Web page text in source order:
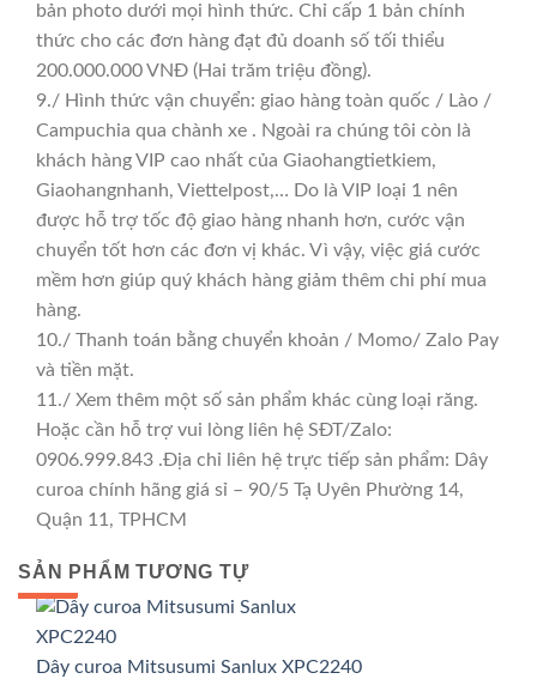
bản photo dưới mọi hình thức. Chỉ cấp 1 bản chính
thức cho các đơn hàng đạt đủ doanh số tối thiểu
200.000.000 VNĐ (Hai trăm triệu đồng).
9./ Hình thức vận chuyển: giao hàng toàn quốc / Lào /
Campuchia qua chành xe . Ngoài ra chúng tôi còn là
khách hàng VIP cao nhất của Giaohangtietkiem,
Giaohangnhanh, Viettelpost,… Do là VIP loại 1 nên
được hỗ trợ tốc độ giao hàng nhanh hơn, cước vận
chuyển tốt hơn các đơn vị khác. Vì vậy, việc giá cước
mềm hơn giúp quý khách hàng giảm thêm chi phí mua
hàng.
10./ Thanh toán bằng chuyển khoản / Momo/ Zalo Pay
và tiền mặt.
11./ Xem thêm một số sản phẩm khác cùng loại răng.
Hoặc cần hỗ trợ vui lòng liên hệ SĐT/Zalo:
0906.999.843 .Địa chỉ liên hệ trực tiếp sản phẩm: Dây
curoa chính hãng giá sỉ – 90/5 Tạ Uyên Phường 14,
Quận 11, TPHCM
SẢN PHẨM TƯƠNG TỰ
GIÁ SỈ
GIÁ TỐT
Dây curoa Mitsusumi Sanlux XPC2240